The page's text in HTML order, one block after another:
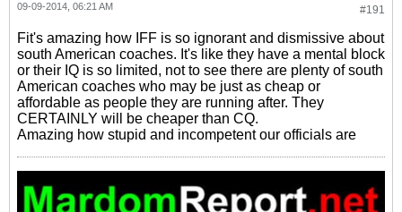
#191
09-09-2014, 06:21 AM
Fit's amazing how IFF is so ignorant and dismissive about
south American coaches. It's like they have a mental block
or their IQ is so limited, not to see there are plenty of south
American coaches who may be just as cheap or
affordable as people they are running after. They
CERTAINLY will be cheaper than CQ.
Amazing how stupid and incompetent our officials are